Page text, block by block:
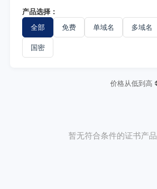
产品选择：
全部
免费 单域名 多域名
国密
价格从低到高
暂无符合条件的证书产品